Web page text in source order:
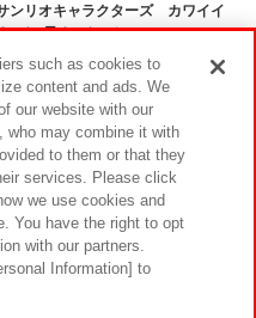
ンリオキャラクターズ カワイイ
みれ-星まみれ(イエロー)- マスコッ
such as cookies to
content and ads. We
our website with our
who may combine it with
to them or that they
services. Please click
we use cookies and
You have the right to opt
with our partners.
Information] to